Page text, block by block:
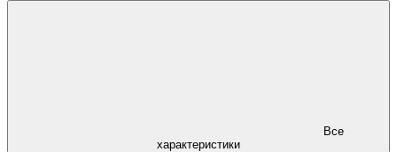
характеристики